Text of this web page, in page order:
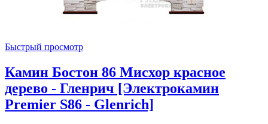
Быстрый просмотр
Камин Бостон 86 Мисхор красное
дерево - Гленрич [Электрокамин
Premier S86 - Glenrich]